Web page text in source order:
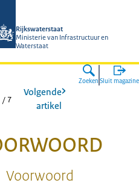
Rijkswaterstaat
Ministerie van Infrastructuur en
Waterstaat
Zoeken Sluit magazine
/ 7
Volgende
artikel
Voorwoord